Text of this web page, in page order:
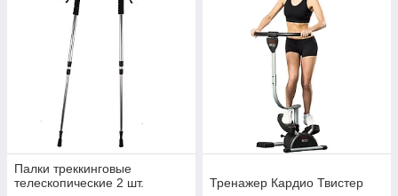
Палки треккинговые
телескопические 2 шт.
Тренажер Кардио Твистер